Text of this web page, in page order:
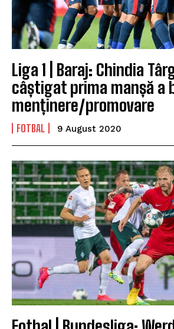
Liga 1 | Baraj: Chindia
câștigat prima manșă a
menținere/promovare
FOTBAL 9 August 2020